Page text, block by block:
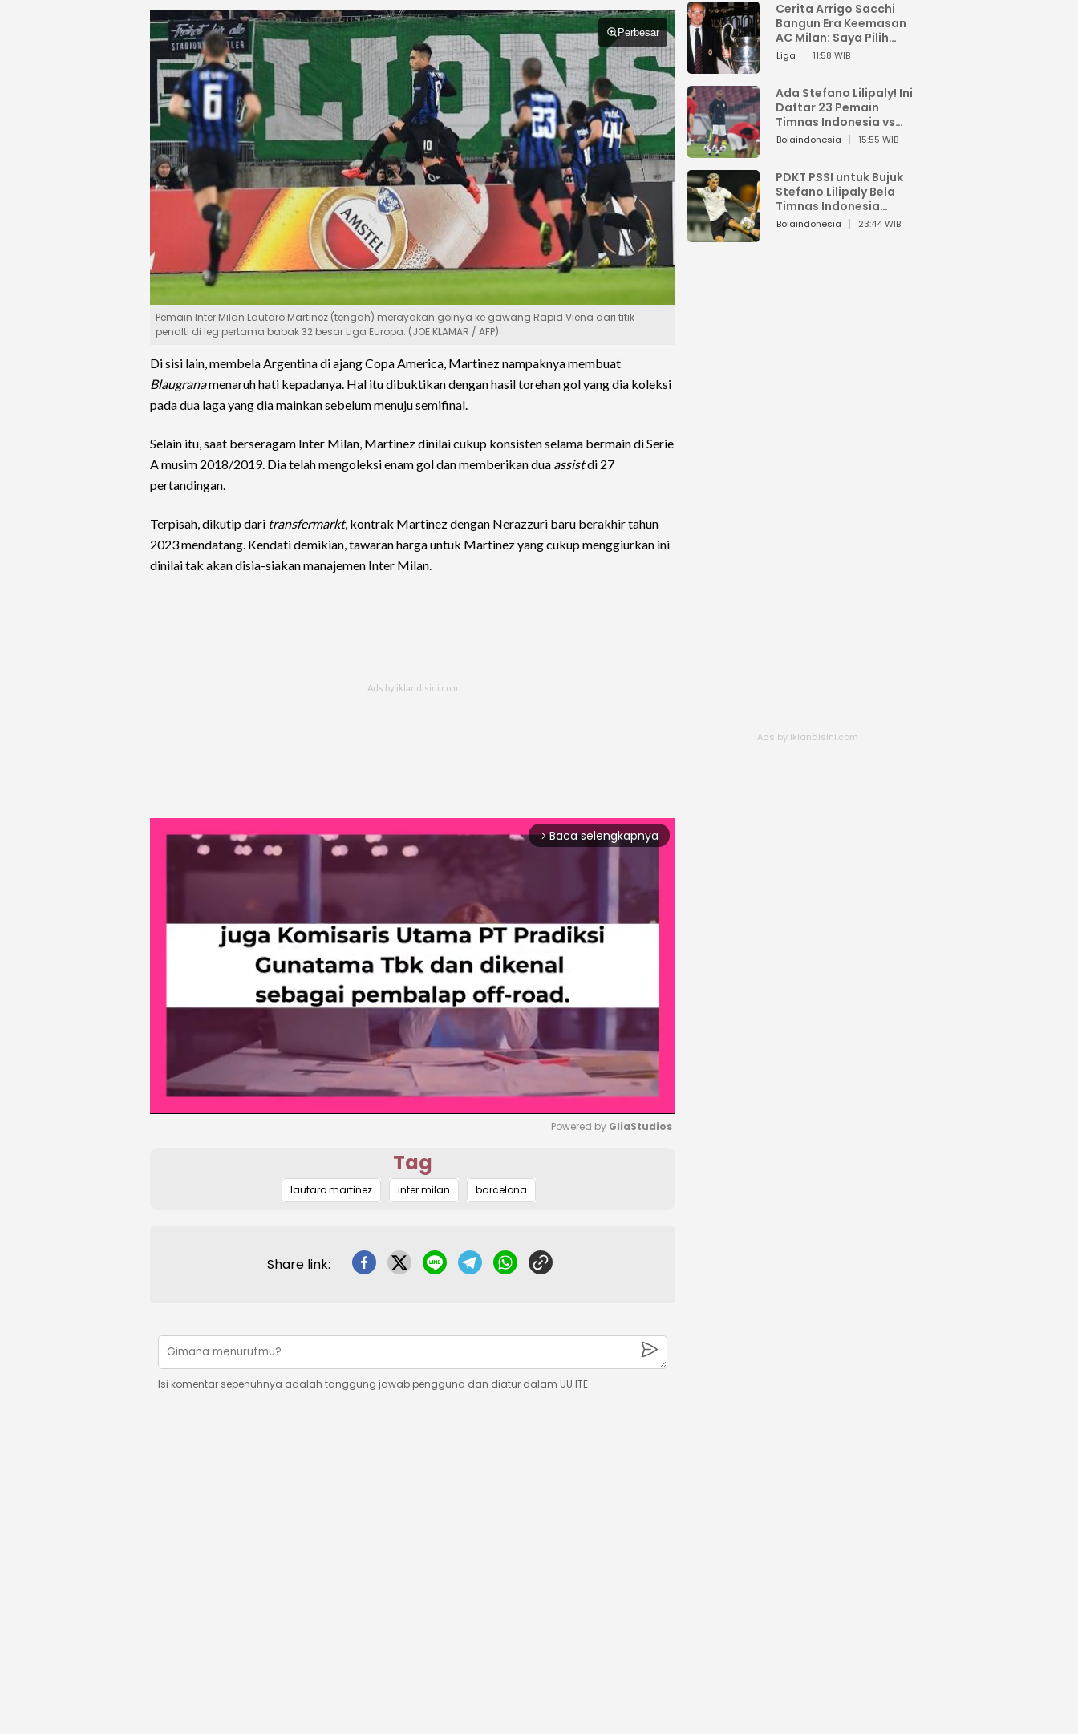
Perbesar
Pemain Inter Milan Lautaro Martinez (tengah) merayakan golnya ke gawang Rapid Viena dari titik
penalti di leg pertama babak 32 besar Liga Europa. (JOE KLAMAR / AFP)
Di sisi lain, membela Argentina di ajang Copa America, Martinez nampaknya membuat
Blaugranamenaruh hati kepadanya. Hal itu dibuktikan dengan hasil torehan gol yang dia koleksi
pada dua laga yang dia mainkan sebelum menuju semifinal.
Selain itu, saat berseragam Inter Milan, Martinez dinilai cukup konsisten selama bermain di Serie
A musim 2018/2019. Dia telah mengoleksi enam gol dan memberikan dua assistdi 27
pertandingan.
Terpisah, dikutip dari transfermarkt, kontrak Martinez dengan Nerazzuri baru berakhir tahun
2023 mendatang. Kendati demikian, tawaran harga untuk Martinez yang cukup menggiurkan ini
dinilai tak akan disia-siakan manajemen Inter Milan.
arrow_forward_ios Baca selengkapnya
Powered by GliaStudios
Tag
lautaro martinez inter milan barcelona
Share link:
Isi komentar sepenuhnya adalah tanggung jawab pengguna dan diatur dalam UU ITE
Cerita Arrigo Sacchi
Bangun Era Keemasan
AC Milan: Saya Pilih
Pemain dari Isi Otaknya
Liga 11:58 WIB
Ada Stefano Lilipaly! Ini
Daftar 23 Pemain
Timnas Indonesia vs
China
Bolaindonesia 15:55 WIB
PDKT PSSI untuk Bujuk
Stefano Lilipaly Bela
Timnas Indonesia
Berakhir Berantakan
Bolaindonesia 23:44 WIB